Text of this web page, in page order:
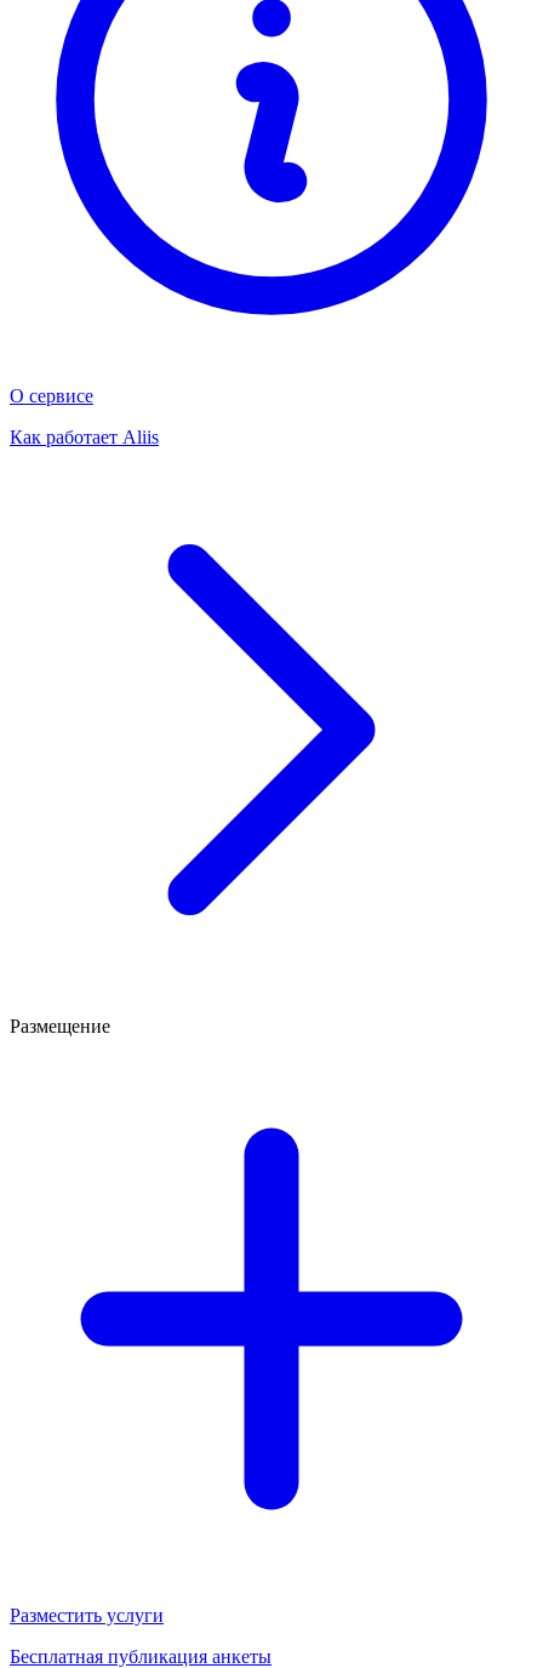
О сервисе
Как работает Aliis
Размещение
Разместить услуги
Бесплатная публикация анкеты